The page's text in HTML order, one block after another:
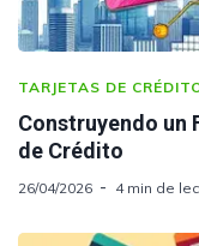
TARJETAS DE
Construyendo un
de Crédito
26/04/2026 4 min de